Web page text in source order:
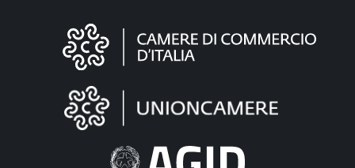
Informazioni
"Fattura
Elettronica"